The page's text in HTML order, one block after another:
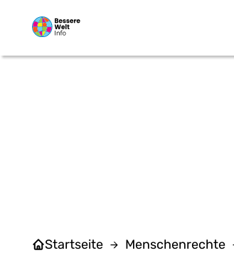
Startseite Menschenrechte